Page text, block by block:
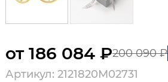
от 186 084 ₽200 090 ₽
Артикул: 2121820М02731